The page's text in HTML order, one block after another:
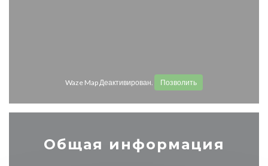
Waze Map Деактивирован. Позволить
Общая информация